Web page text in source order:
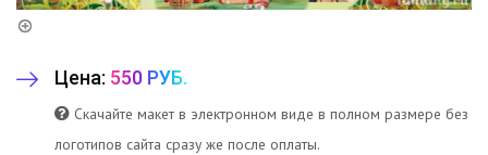
Цена: 550 РУБ.
Скачайте макет в электронном виде в полном размере без
логотипов сайта сразу же после оплаты.